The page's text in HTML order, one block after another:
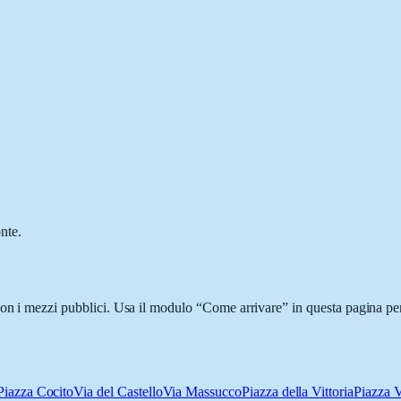
mezzi pubblici. Usa il modulo “Come arrivare” in questa pagina
CocitoVia del CastelloVia MassuccoPiazza della VittoriaPiazza